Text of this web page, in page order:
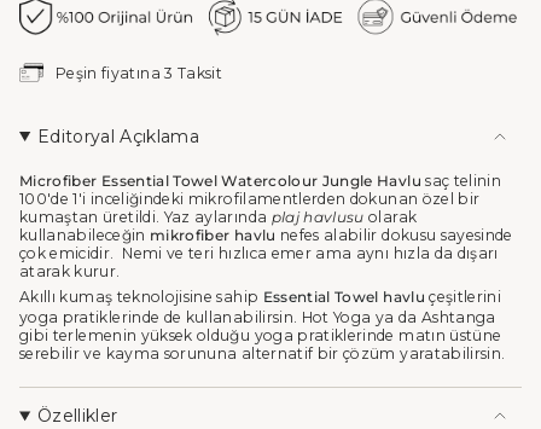
miktarı
"in_cart_html"=>"
<span
cart\">
quantity
}}
</span>
sepette",
"maximum_of"=>"Maksimum
{{
quantity
}}",
"minimum_of"=>"Minimum
quantity
}}",
Peşin fiyatına 3 Taksit
Editoryal Açıklama
Microfiber Essential Towel Watercolour Jungle Havlu saç telinin
100'de 1'i inceliğindeki mikrofilamentlerden dokunan özel bir
kumaştan üretildi. Yaz aylarında plaj havlusu olarak
kullanabileceğin mikrofiber havlu nefes alabilir dokusu sayesinde
çok emicidir. Nemi ve teri hızlıca emer ama aynı hızla da dışarı
atarak kurur.
Akıllı kumaş teknolojisine sahip Essential Towel havlu çeşitlerini
yoga pratiklerinde de kullanabilirsin. Hot Yoga ya da Ashtanga
gibi terlemenin yüksek olduğu yoga pratiklerinde matın üstüne
serebilir ve kayma sorununa alternatif bir çözüm yaratabilirsin.
Özellikler